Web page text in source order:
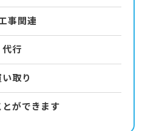
事関連
行
取り
ができます